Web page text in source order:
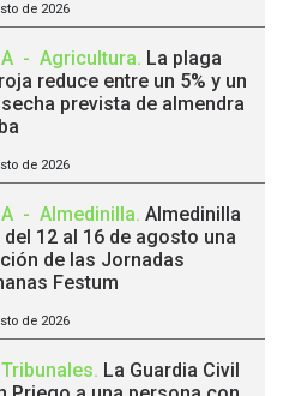
de 2026
- Agricultura. La plaga
reduce entre un 5% y un
prevista de almendra
de 2026
- Almedinilla. Almedinilla
12 al 16 de agosto una
de las Jornadas
Festum
de 2026
Tribunales. La Guardia Civil